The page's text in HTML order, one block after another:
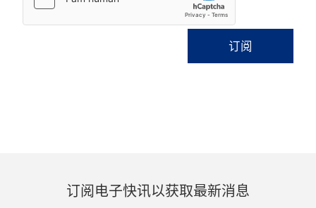
订阅
订阅电子快讯以获取最新消息